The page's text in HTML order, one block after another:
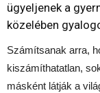
ügyeljenek a
közelében
Számítsanak arra,
kiszámíthatatlan,
másként látják a